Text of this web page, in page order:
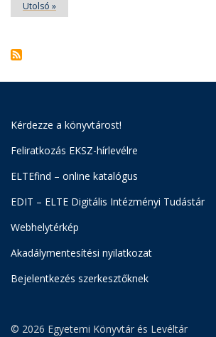
Utolsó
oldal
Utolsó »
Kérdezze a könyvtárost!
Feliratkozás EKSZ-hírlevélre
ELTEfind – online katalógus
EDIT – ELTE Digitális Intézményi Tudástár
Webhelytérkép
Akadálymentesítési nyilatkozat
Bejelentkezés szerkesztőknek
© 2026 Egyetemi Könyvtár és Levéltár